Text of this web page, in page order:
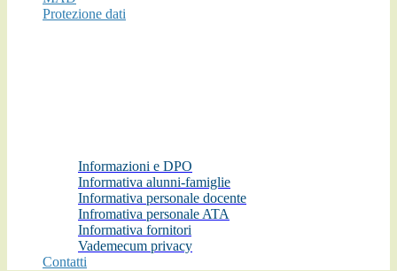
Protezione dati
Informazioni e DPO
Informativa alunni-famiglie
Informativa personale docente
Infromativa personale ATA
Informativa fornitori
Vademecum privacy
Contatti